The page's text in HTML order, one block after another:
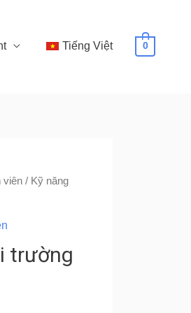
Tiếng Việt 0
viên/ Kỹ năng
trường